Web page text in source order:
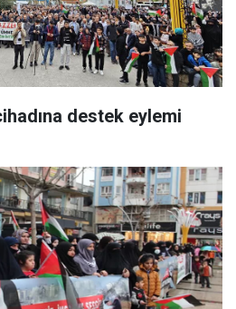
destek eylemi